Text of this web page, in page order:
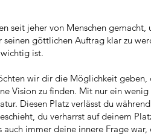
seit jeher von Menschen
seinen göttlichen Auftrag klar zu
ist.
wir dir die Möglichkeit
Vision zu finden. Mit nur ein
Diesen Platz verlässt du
du verharrst auf deinem
auch immer deine innere Frage